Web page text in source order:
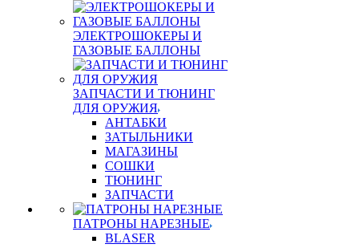
ЭЛЕКТРОШОКЕРЫ И
ГАЗОВЫЕ БАЛЛОНЫ
ЗАПЧАСТИ И ТЮНИНГ
ДЛЯ ОРУЖИЯ
АНТАБКИ
ЗАТЫЛЬНИКИ
МАГАЗИНЫ
СОШКИ
ТЮНИНГ
ЗАПЧАСТИ
ПАТРОНЫ НАРЕЗНЫЕ
BLASER